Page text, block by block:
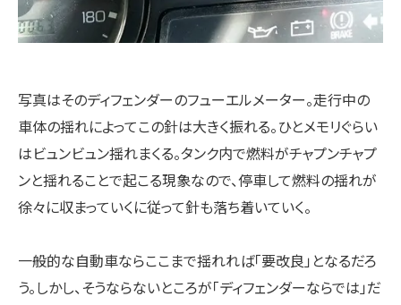
写真はそのディフェンダーのフューエルメーター。走行中の
車体の揺れによってこの針は大きく振れる。ひとメモリぐらい
はビュンビュン揺れまくる。タンク内で燃料がチャプンチャプ
ンと揺れることで起こる現象なので、停車して燃料の揺れが
徐々に収まっていくに従って針も落ち着いていく。
一般的な自動車ならここまで揺れれば「要改良」となるだろ
う。しかし、そうならないところが「ディフェンダーならでは」だ